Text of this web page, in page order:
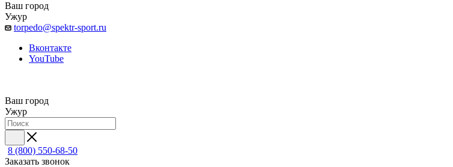
Ваш город
Ужур
torpedo@spektr-sport.ru
Вконтакте
YouTube
Ваш город
Ужур
8 (800) 550-68-50
Заказать звонок